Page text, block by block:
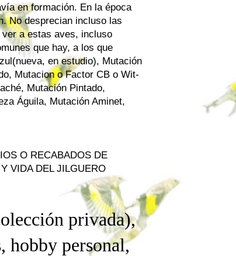
en formación. En la época
No desprecian incluso las
a estas aves, incluso
que hay, a los que
en estudio), Mutación
Mutacion o Factor CB o Wit-
Mutación Pintado,
Águila, Mutación Aminet,
O RECABADOS DE
VIDA DEL JILGUERO
privada),
hobby personal,